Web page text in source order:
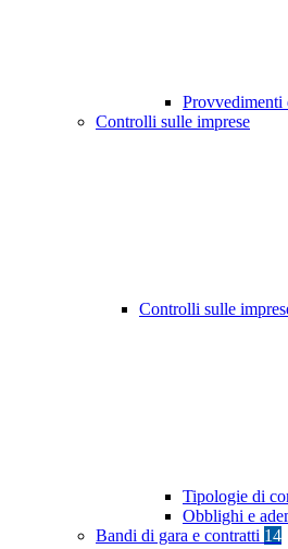
Provvedimenti
Controlli sulle imprese
Controlli sulle
Tipologie di
Obblighi e
Bandi di gara e contratti 14